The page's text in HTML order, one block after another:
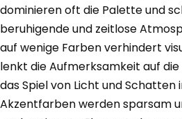
dominieren oft die Palette und
beruhigende und zeitlose
auf wenige Farben verhindert
lenkt die Aufmerksamkeit auf
das Spiel von Licht und Schatten
Akzentfarben werden sparsam